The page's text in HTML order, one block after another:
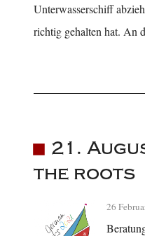
Unterwasserschiff
richtig gehalten hat. An
21.
the roots
26